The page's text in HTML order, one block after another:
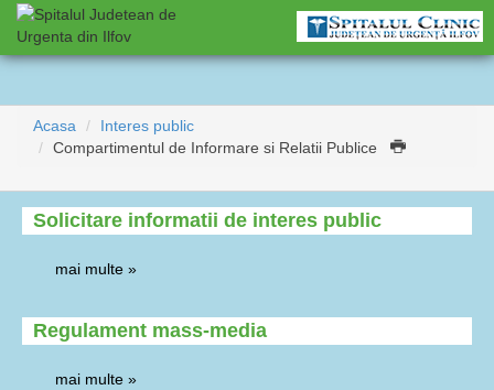
Acasa
Interes public
Compartimentul de Informare si Relatii Publice
Solicitare informatii de interes public
mai multe »
Regulament mass-media
mai multe »